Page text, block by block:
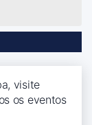
visite
os eventos